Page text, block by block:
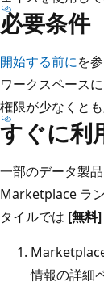
必要条件
開始する前にを
ワークスペース
権限が少なくとも
すぐに利
一部のデータ製
Marketplace ラ
タイルでは [無料]
情報の詳細